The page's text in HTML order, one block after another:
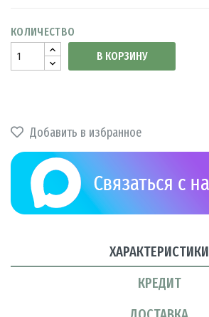
КОЛИЧЕСТВО
В КОРЗИНУ
Добавить в избранное
ХАРАКТЕРИСТИКИ
КРЕДИТ